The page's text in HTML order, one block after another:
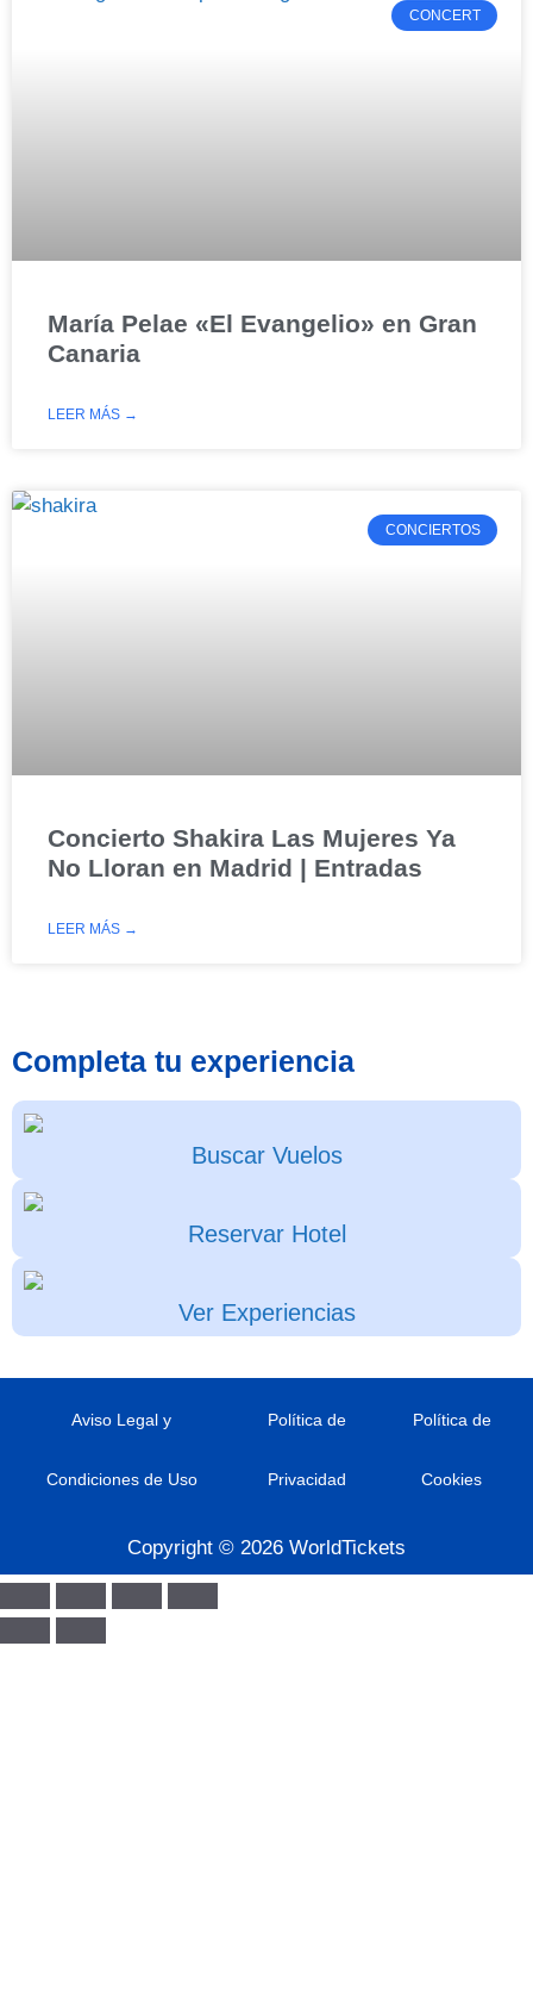
CONCERT
María Pelae «El Evangelio» en Gran
Canaria
LEER MÁS →
CONCIERTOS
Concierto Shakira Las Mujeres Ya
No Lloran en Madrid | Entradas
LEER MÁS →
Completa tu experiencia
Buscar Vuelos
Reservar Hotel
Ver Experiencias
Aviso Legal y
Condiciones de Uso
Política de
Privacidad
Política de
Cookies
Copyright © 2026 WorldTickets